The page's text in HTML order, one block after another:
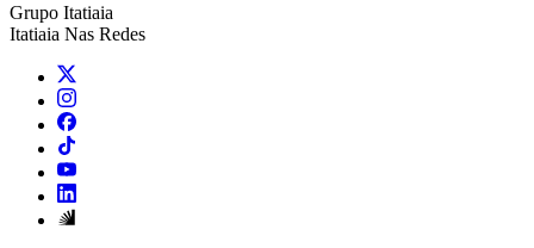
Grupo Itatiaia
Itatiaia Nas Redes